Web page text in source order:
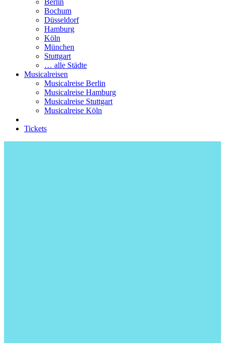
Berlin
Bochum
Düsseldorf
Hamburg
Köln
München
Stuttgart
… alle Städte
Musicalreisen
Musicalreise Berlin
Musicalreise Hamburg
Musicalreise Stuttgart
Musicalreise Köln
Tickets